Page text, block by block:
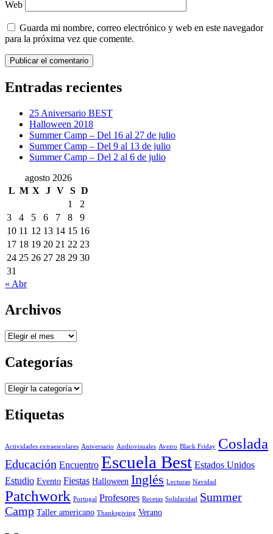
Web
Guarda mi nombre, correo electrónico y web en este navegador
para la próxima vez que comente.
Entradas recientes
25 Aniversario BEST
Halloween 2018
Summer Camp – Del 16 al 27 de julio
Summer Camp – Del 9 al 13 de julio
Summer Camp – Del 2 al 6 de julio
agosto 2026
L M X J V S D
1
2
3
4 5 6 7 8
9
10 11 12 13 14 15 16
17 18 19 20 21 22 23
24 25 26 27 28 29 30
31
« Abr
Archivos
Archivos
Categorías
Categorías
Etiquetas
Actividades extraescolares Aniversario Audiovisuales Aveiro Black Friday Coslada
Educación Encuentro Escuela Best Estados Unidos
Estudio Evento Fiestas Halloween Inglés Lecturas Navidad
Patchwork Portugal Profesores Recetas Solidaridad
Summer
Camp Taller americano Thanksgiving Verano